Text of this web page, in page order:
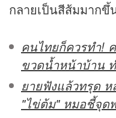
กลายเป็นสีส้มมากขึ้
คนไทยก็ควรทำ!
ขวดน้ำหน้าบ้าน
ยายฟังแล้วทรุด
"ไข่ต้ม" หมอชี้จุด